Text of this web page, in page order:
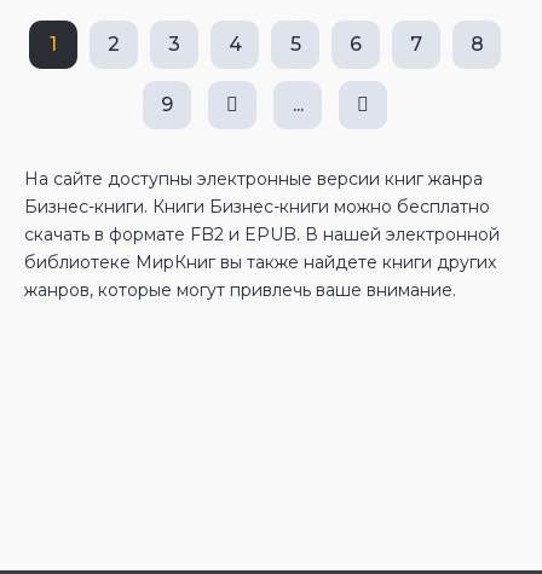
1 2 3 4 5 6 7 8
9 ...
На сайте доступны электронные версии книг жанра
Бизнес-книги. Книги Бизнес-книги можно бесплатно
скачать в формате FB2 и EPUB. В нашей электронной
библиотеке МирКниг вы также найдете книги других
жанров, которые могут привлечь ваше внимание.